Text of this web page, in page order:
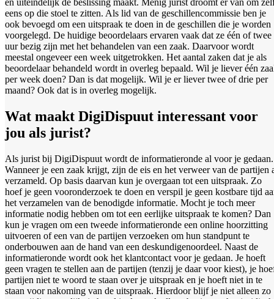
en uiteindelijk de beslissing maakt. Menig jurist droomt er van om
eens op die stoel te zitten. Als lid van de geschillencommissie ben je
ook bevoegd om een uitspraak te doen in de geschillen die je worden
voorgelegd. De huidige beoordelaars ervaren vaak dat ze één of twee
uur bezig zijn met het behandelen van een zaak. Daarvoor wordt
meestal ongeveer een week uitgetrokken. Het aantal zaken dat je als
beoordelaar behandeld wordt in overleg bepaald. Wil je liever één
per week doen? Dan is dat mogelijk. Wil je er liever twee of drie per
maand? Ook dat is in overleg mogelijk.
Wat maakt DigiDispuut interessant voor
jou als jurist?
Als jurist bij DigiDispuut wordt de informatieronde al voor je gedaan.
Wanneer je een zaak krijgt, zijn de eis en het verweer van de partijen
verzameld. Op basis daarvan kun je overgaan tot een uitspraak. Zo
hoef je geen vooronderzoek te doen en verspil je geen kostbare tijd
het verzamelen van de benodigde informatie. Mocht je toch meer
informatie nodig hebben om tot een eerlijke uitspraak te komen? Dan
kun je vragen om een tweede informatieronde een online hoorzitting
uitvoeren of een van de partijen verzoeken om hun standpunt te
onderbouwen aan de hand van een deskundigenoordeel. Naast de
informatieronde wordt ook het klantcontact voor je gedaan. Je hoeft
geen vragen te stellen aan de partijen (tenzij je daar voor kiest), je
partijen niet te woord te staan over je uitspraak en je hoeft niet in te
staan voor nakoming van de uitspraak. Hierdoor blijf je niet alleen zo